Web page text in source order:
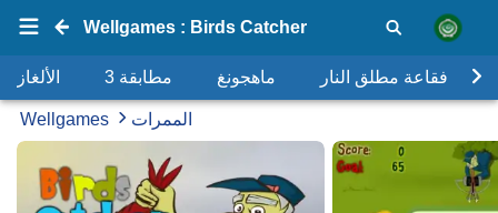
Wellgames : Birds Catcher
الألغاز مطابقة 3 ماهجونغ فقاعة مطلق النار
Wellgames الممرات